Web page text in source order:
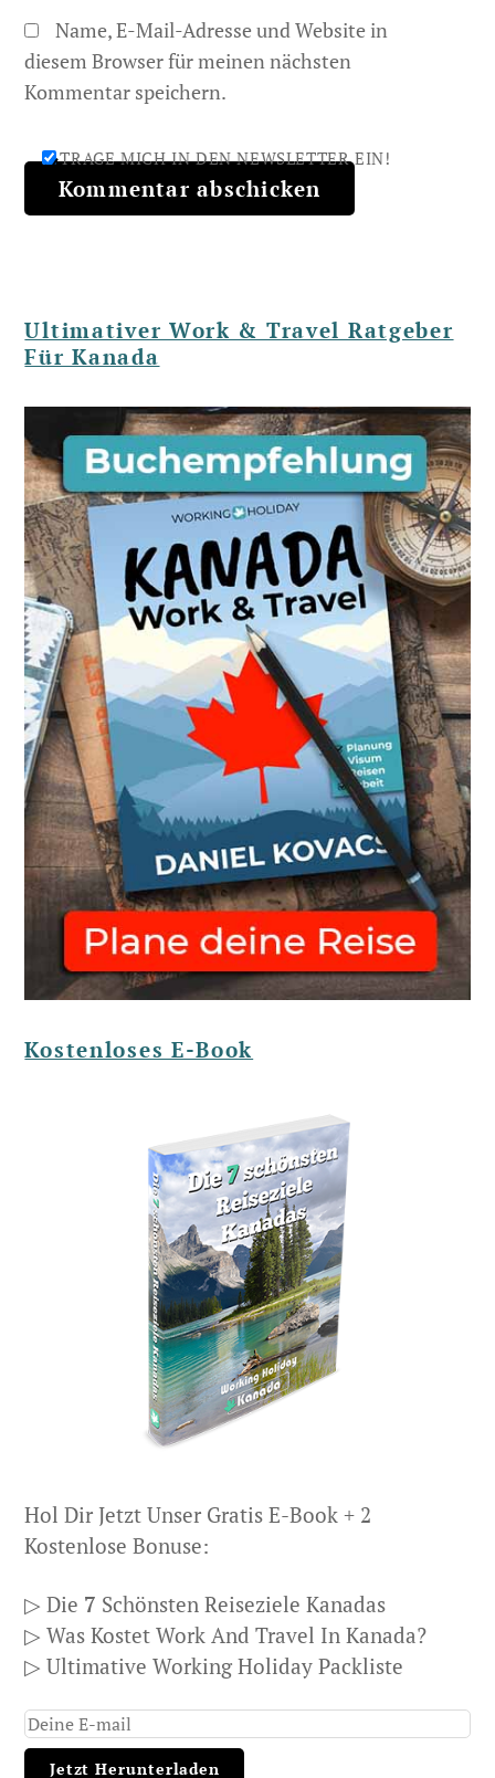
Name, E-Mail-Adresse und Website in
diesem Browser für meinen nächsten
Kommentar speichern.
TRAGE MICH IN DEN NEWSLETTER EIN!
Ultimativer Work & Travel Ratgeber
Für Kanada
Kostenloses E-Book
Hol Dir Jetzt Unser Gratis E-Book + 2
Kostenlose Bonuse:
▷ Die 7 Schönsten Reiseziele Kanadas
▷ Was Kostet Work And Travel In Kanada?
▷ Ultimative Working Holiday Packliste